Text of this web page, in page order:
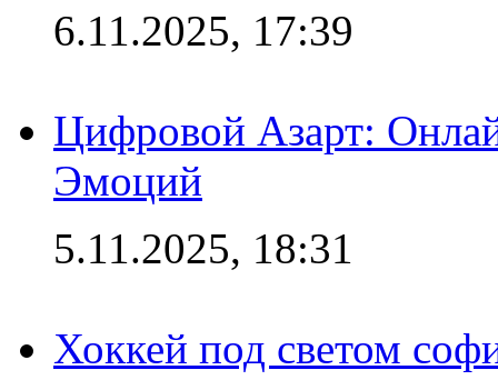
6.11.2025, 17:39
Цифровой Азарт:
Эмоций
5.11.2025, 18:31
Хоккей под светом